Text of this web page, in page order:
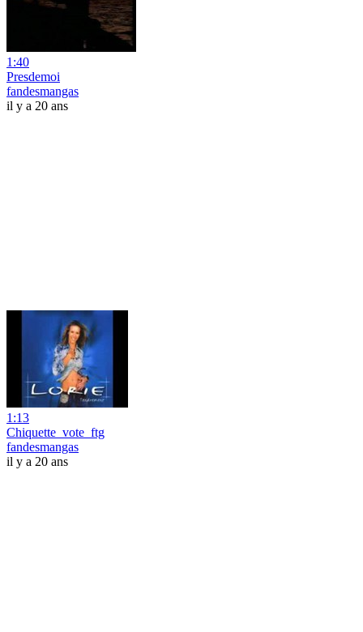
1:40
Presdemoi
fandesmangas
il y a 20 ans
1:13
Chiquette_vote_ftg
fandesmangas
il y a 20 ans